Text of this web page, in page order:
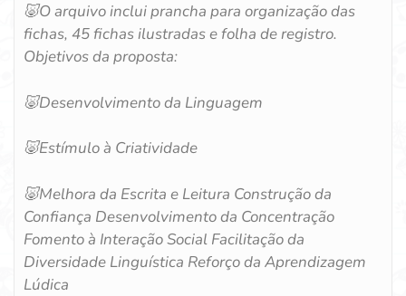
🐷O arquivo inclui prancha para organização das
fichas, 45 fichas ilustradas e folha de registro.
Objetivos da proposta:
🐷Desenvolvimento da Linguagem
🐷Estímulo à Criatividade
🐷Melhora da Escrita e Leitura Construção da
Confiança Desenvolvimento da Concentração
Fomento à Interação Social Facilitação da
Diversidade Linguística Reforço da Aprendizagem
Lúdica